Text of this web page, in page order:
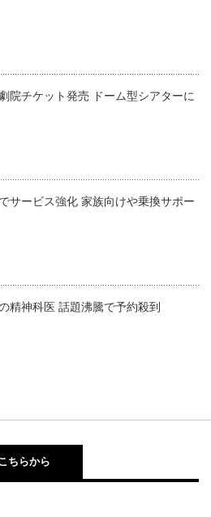
院チケット発売 ドーム型シアターに
サービス強化 家族向けや乗換サポー
精神科医 話題沸騰で予約殺到
ちらから